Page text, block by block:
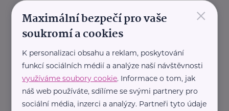
×
Maximální bezpečí pro vaše
soukromí a cookies
K personalizaci obsahu a reklam, poskytování
funkcí sociálních médií a analýze naší návštěvnosti
využíváme soubory cookie. Informace o tom, jak
náš web používáte, sdílíme se svými partnery pro
sociální média, inzerci a analýzy. Partneři tyto údaje